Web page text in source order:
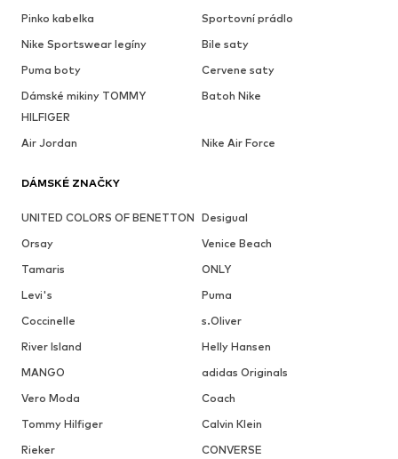
Pinko kabelka
Sportovní prádlo
Nike Sportswear legíny
Bile saty
Puma boty
Cervene saty
Dámské mikiny TOMMY
HILFIGER
Batoh Nike
Air Jordan Nike Air Force
DÁMSKÉ ZNAČKY
UNITED COLORS OF BENETTON Desigual
Orsay
Venice Beach
Tamaris
ONLY
Levi's
Puma
Coccinelle
s.Oliver
River Island
Helly Hansen
MANGO
adidas Originals
Vero Moda
Coach
Tommy Hilfiger
Calvin Klein
Rieker
CONVERSE